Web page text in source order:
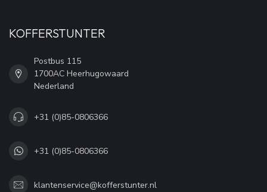
KOFFERSTUNTER
Postbus 115
1700AC Heerhugowaard
Nederland
+31 (0)85-0806366
+31 (0)85-0806366
klantenservice@kofferstunter.nl